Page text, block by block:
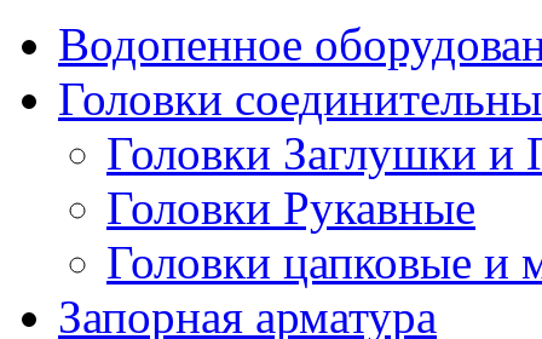
Водопенное
Головки
Головки Заглушки и
Головки Рукавные
Головки цапковые и
Запорная арматура